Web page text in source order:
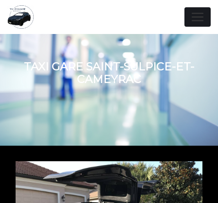
TAXI GARE SAINT-SULPICE-ET-
CAMEYRAC
Panneau de gestion des cookies